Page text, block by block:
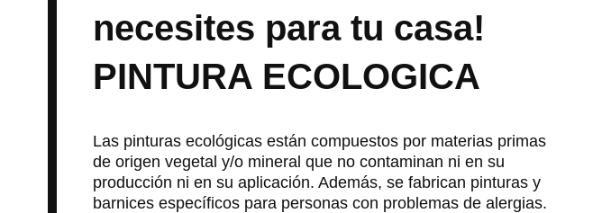
necesites para tu casa!
PINTURA ECOLOGICA
Las pinturas ecológicas están compuestos por materias primas
de origen vegetal y/o mineral que no contaminan ni en su
producción ni en su aplicación. Además, se fabrican pinturas y
barnices específicos para personas con problemas de alergias.